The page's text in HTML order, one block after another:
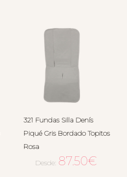
321 Fundas Silla Denís
Piqué Gris Bordado Topitos
Rosa
Desde: 87.50€